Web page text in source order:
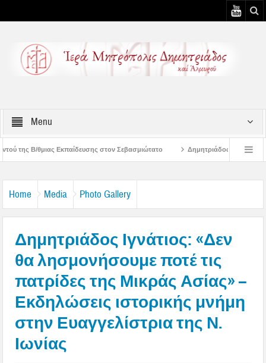
Menu
στον Σεβασμιώτατο Δημητριάδος Ιγνάτιος: «Ο Χριστός μάς έδειξε
Home Media Photo Gallery
Δημητριάδος Ιγνάτιος: «Δεν
θα λησμονήσουμε ποτέ τις
πατρίδες της Μικράς Ασίας» –
Εκδηλώσεις ιστορικής μνήμη
στην Ευαγγελίστρια της Ν.
Ιωνίας